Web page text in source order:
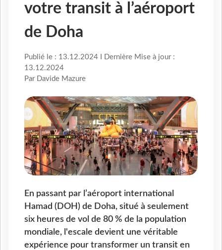
votre transit à l’aéroport
de Doha
Publié le : 13.12.2024 I Dernière Mise à jour :
13.12.2024
Par Davide Mazure
En passant par l’aéroport international
Hamad (DOH) de Doha, situé à seulement
six heures de vol de 80 % de la population
mondiale, l'escale devient une véritable
expérience pour transformer un transit en